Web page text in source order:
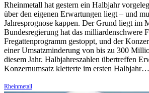
Rheinmetall hat gestern ein Halbjahr
über den eigenen Erwartungen liegt – und
Jahresprognose kappen. Der Grund liegt im
Bundesregierung hat das milliardenschwere
Fregattenprogramm gestoppt, und der
einer Umsatzminderung von bis zu 300
diesem Jahr. Halbjahreszahlen übertreffen
Konzernumsatz kletterte im ersten Halbjahr…
Rheinmetall